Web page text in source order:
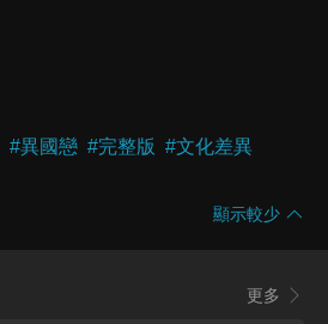
#異國戀 #完整版 #文化差異
顯示較少
更多